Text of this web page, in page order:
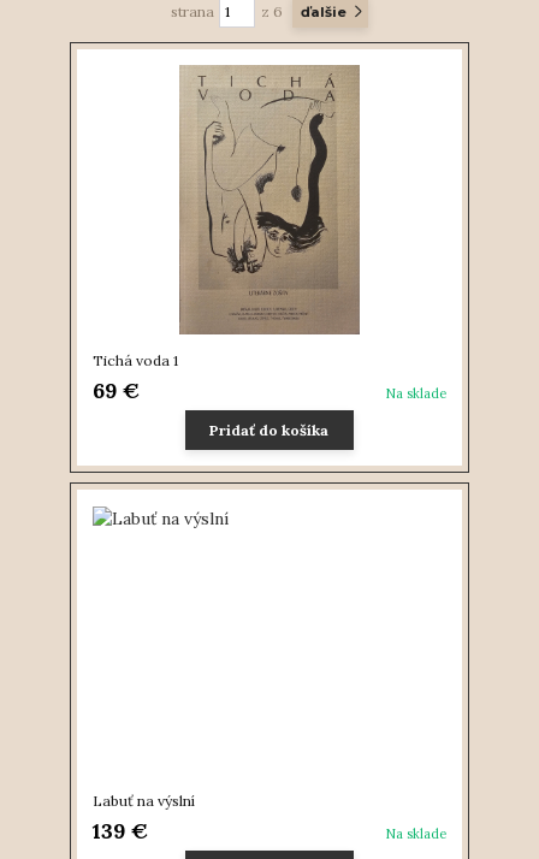
strana
z 6 ďalšie
Tichá voda 1
69 € Na sklade
Pridať do košíka
Labuť na výslní
139 € Na sklade